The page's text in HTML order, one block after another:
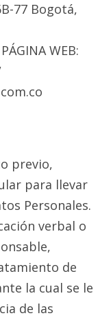
77 Bogotá,
WEB:
previo,
para llevar
Personales.
verbal o
de
la cual se le
de las